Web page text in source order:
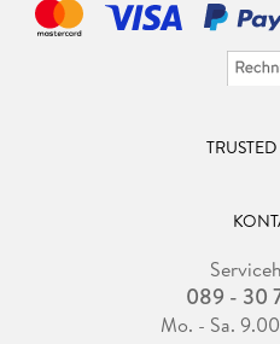
089 - 30
Mo. - Sa.